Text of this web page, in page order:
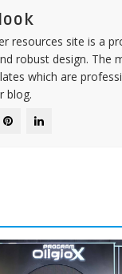
resources site is a
robust design. The
which are
blog.